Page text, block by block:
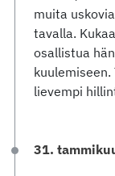
muita
tavalla.
osallistua
lievempi
31.